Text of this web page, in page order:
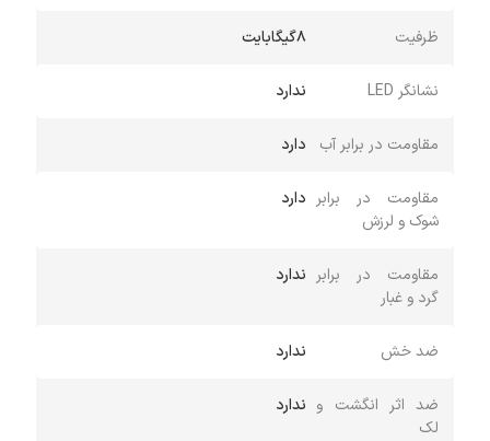
ظرفیت 8گیگابایت
نشانگر LED ندارد
مقاومت در برابر آب دارد
مقاومت در برابر
شوک و لرزش
دارد
مقاومت در برابر
گرد و غبار
ندارد
ضد خش ندارد
ضد اثر انگشت و
لک
ندارد